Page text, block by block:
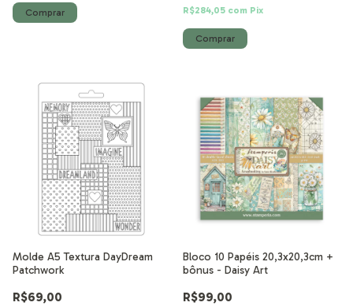
R$284,05 com Pix
Molde A5 Textura DayDream
Patchwork
R$69,00
Bloco 10 Papéis 20,3x20,3cm +
bônus - Daisy Art
R$99,00